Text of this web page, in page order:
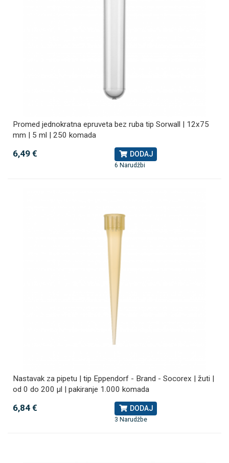
Promed jednokratna epruveta bez ruba tip Sorwall | 12x75
mm | 5 ml | 250 komada
6,49 € DODAJ
6 Narudžbi
Nastavak za pipetu | tip Eppendorf - Brand - Socorex | žuti |
od 0 do 200 µl | pakiranje 1.000 komada
6,84 € DODAJ
3 Narudžbe